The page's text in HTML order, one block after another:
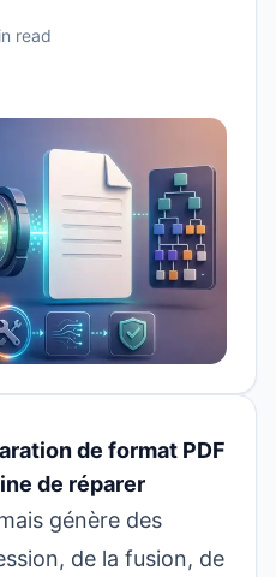
read
de format PDF
de réparer
génère des
de la fusion, de